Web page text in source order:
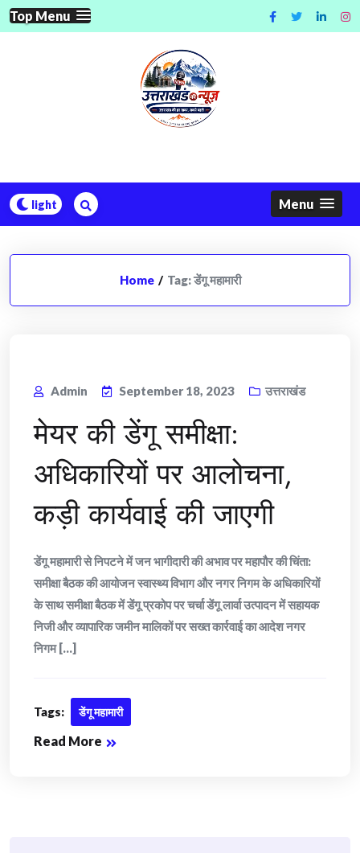
Skip
to
Top Menu
Menu
Home / Tag:डेंगू महामारी
Admin September 18, 2023 उत्तराखंड
मेयर की डेंगू समीक्षा:
अधिकारियों पर आलोचना,
कड़ी कार्यवाई की जाएगी
डेंगू महामारी से निपटने में जन भागीदारी की अभाव पर महापौर की चिंता:
समीक्षा बैठक की आयोजन स्वास्थ्य विभाग और नगर निगम के अधिकारियों
के साथ समीक्षा बैठक में डेंगू प्रकोप पर चर्चा डेंगू लार्वा उत्पादन में सहायक
निजी और व्यापारिक जमीन मालिकों पर सख्त कार्रवाई का आदेश नगर
निगम [...]
Tags: डेंगू महामारी
Read More